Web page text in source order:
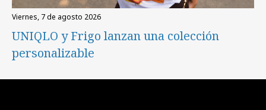
viernes, 7 de agosto 2026
UNIQLO y Frigo lanzan una colección
personalizable